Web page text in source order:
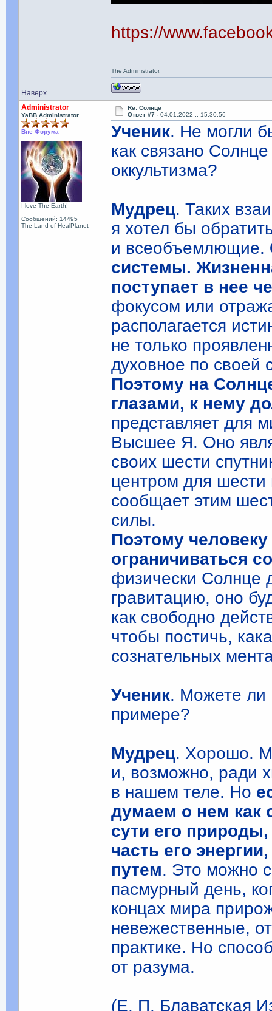
https://
Наверх
The Administrator.
Administrator
YaBB Administrator
Вне Форума
I love The Earth!
Сообщений: 14495
The Land of HealPlanet
Re: Солнце
Ответ #7 -04.01.2022 :: 15:30:56
Ученик. Не могли
как связано
оккультизма?
Мудрец. Таких
я хотел бы
и всеобъемлющие.
системы.
поступает в нее
фокусом или
располагается
не только
духовное по своей
Поэтому на
глазами, к нему
представляет для
Высшее Я. Оно
своих шести
центром для
сообщает этим
силы.
Поэтому
ограничиваться
физически Солнце
гравитацию, оно
как свободно
чтобы постичь,
сознательных
Ученик. Можете ли
примере?
Мудрец. Хорошо.
и, возможно, ради
в нашем теле. Но
думаем о нем как
сути его
часть его
путем. Это можно
пасмурный день,
концах мира
невежественные,
практике. Но
от разума.
(Е. П. Блаватская